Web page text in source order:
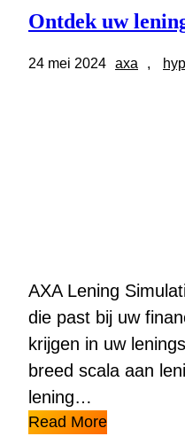
Ontdek uw
24 mei 2024 axa ,
AXA Lening
die past bij uw
krijgen in uw
breed scala aan
lening…
Read More